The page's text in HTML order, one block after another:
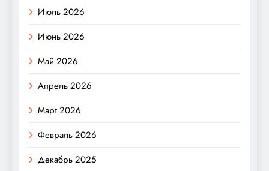
Июль 2026
Июнь 2026
Май 2026
Апрель 2026
Март 2026
Февраль 2026
Декабрь 2025